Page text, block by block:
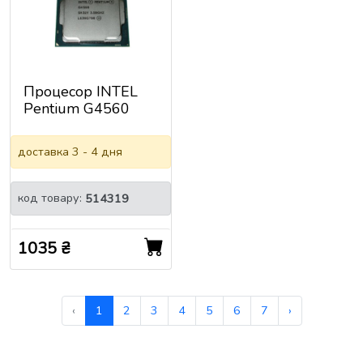
Процесор INTEL
Pentium G4560
(CM806770286706
4)
доставка 3 - 4 дня
код товару: 514319
1035 ₴
‹ 1 2 3 4 5 6 7 ›